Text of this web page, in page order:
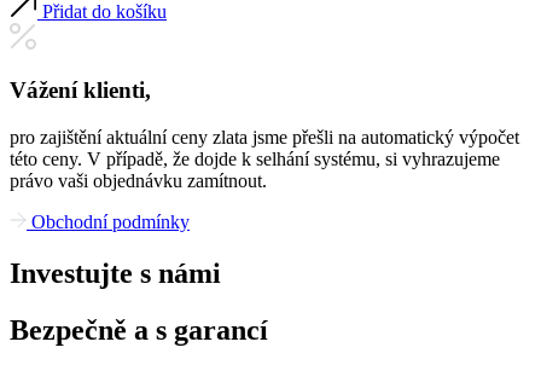
Přidat do košíku
Vážení klienti,
pro zajištění aktuální ceny zlata jsme přešli na automatický výpočet
této ceny. V případě, že dojde k selhání systému, si vyhrazujeme
právo vaši objednávku zamítnout.
Obchodní podmínky
Investujte s námi
Bezpečně a s garancí